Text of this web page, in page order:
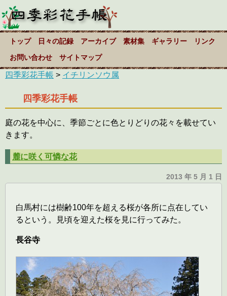
トップ 日々の記録 アーカイブ 素材集 ギャラリー リンク
お問い合わせ サイトマップ
四季彩花手帳 > イチリンソウ属
四季彩花手帳
庭の花を中心に、季節ごとに色とりどりの花々を載せてい
きます。
麓に咲く可憐な花
2013 年 5 月 1 日
白馬村には樹齢100年を超える桜が各所に点在してい
るという。見頃を迎えた桜を見に行ってみた。
長谷寺